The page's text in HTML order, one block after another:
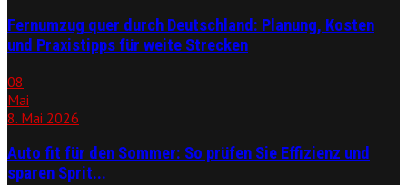
Fernumzug quer durch Deutschland: Planung, Kosten
und Praxistipps für weite Strecken
08
Mai
8. Mai 2026
Auto fit für den Sommer: So prüfen Sie Effizienz und
sparen Sprit...